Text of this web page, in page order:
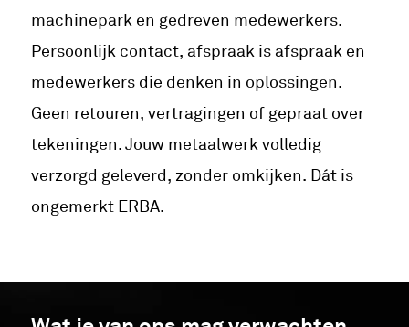
machinepark en gedreven medewerkers.
Persoonlijk contact, afspraak is afspraak en
medewerkers die denken in oplossingen.
Geen retouren, vertragingen of gepraat over
tekeningen. Jouw metaalwerk volledig
verzorgd geleverd, zonder omkijken. Dát is
ongemerkt ERBA.